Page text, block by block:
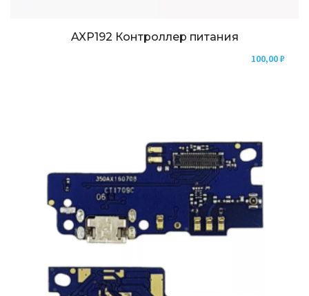
AXP192 Контроллер питания
100,00₽